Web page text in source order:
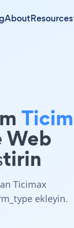
AboutResources
Web
Ticimax
ekleyin.